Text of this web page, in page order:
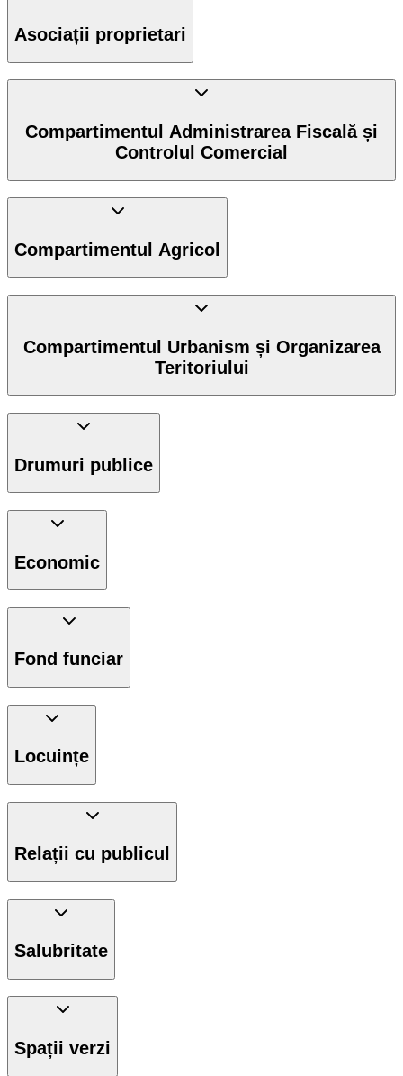
Asociații proprietari
Compartimentul Administrarea Fiscală și
Controlul Comercial
Compartimentul Agricol
Compartimentul Urbanism și Organizarea
Teritoriului
Drumuri publice
Economic
Fond funciar
Locuințe
Relații cu publicul
Salubritate
Spații verzi